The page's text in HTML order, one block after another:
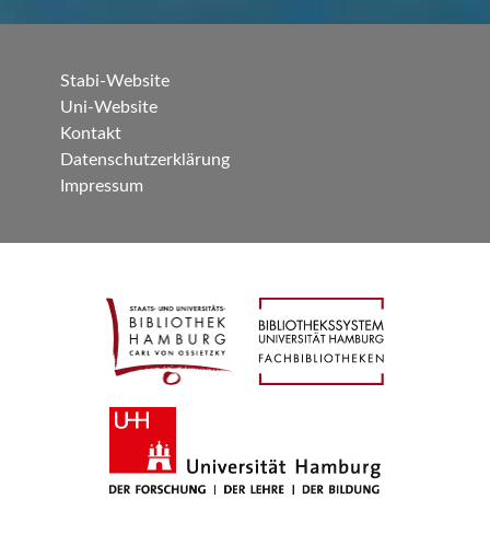
Stabi-Website
Uni-Website
Kontakt
Datenschutzerklärung
Impressum